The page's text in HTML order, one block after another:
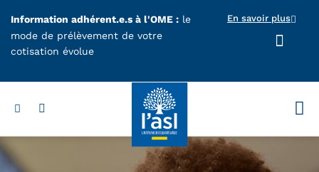
Information adhérent.e.s à l'OME : le
mode de prélèvement de votre
cotisation évolue
En savoir plus